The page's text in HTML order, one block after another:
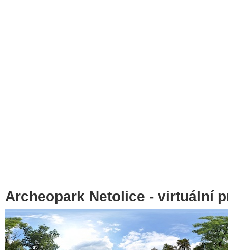
Archeopark Netolice - virtuální